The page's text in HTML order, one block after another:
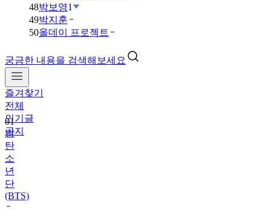
48박보영1
49박지훈
50올데이 프로젝트
궁금한 내용을 검색해보세요
즐겨찾기
전체
인기글
공지
01
방
탄
소
년
단
(BTS)
02
아